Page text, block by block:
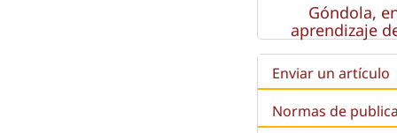
Góndola,
aprendizaje
Enviar un artículo
Normas de